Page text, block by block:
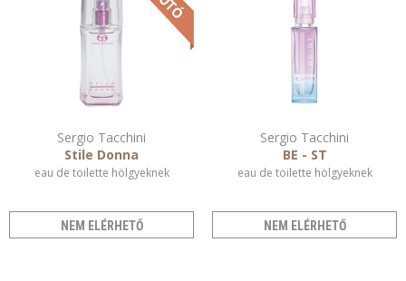
Sergio Tacchini
Stile Donna
eau de toilette hölgyeknek
NEM ELÉRHETŐ
Sergio Tacchini
BE - ST
eau de toilette hölgyeknek
NEM ELÉRHETŐ